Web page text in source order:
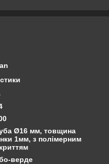
Ø16 мм, товщина
1мм, з полімерним
верде